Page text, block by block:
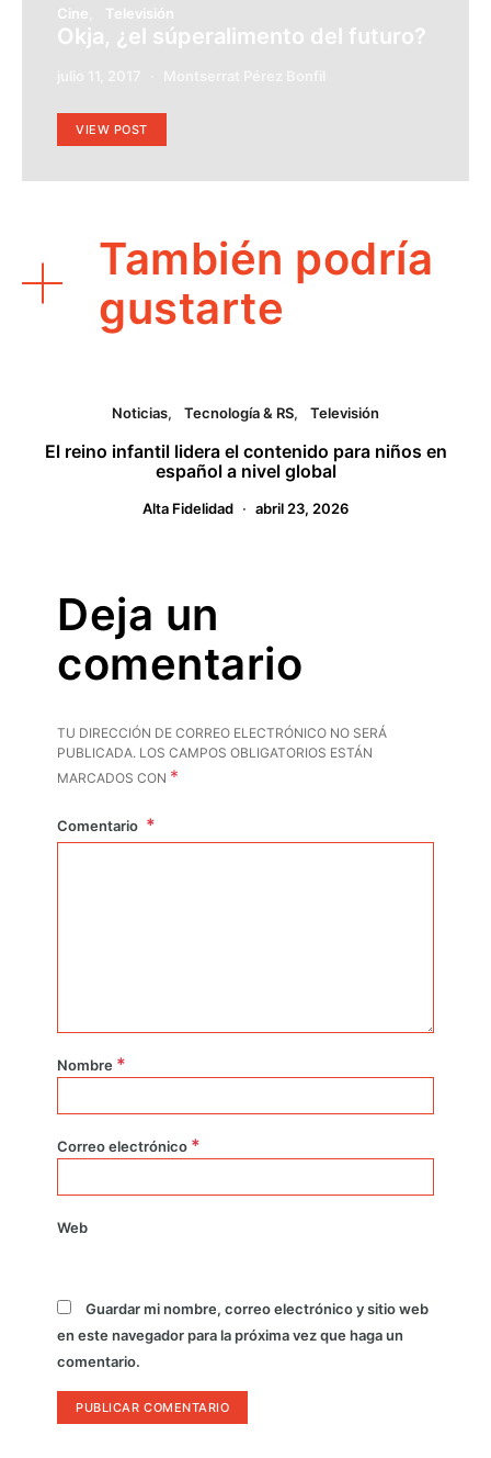
Cine Televisión
Okja, ¿el súperalimento del futuro?
VIEW POST
También podría
gustarte
Noticias Tecnología & RS Televisión
El reino infantil lidera el contenido para niños en
español a nivel global
Alta Fidelidad abril 23, 2026
Deja un
comentario
TU DIRECCIÓN DE CORREO ELECTRÓNICO NO SERÁ
PUBLICADA. LOS CAMPOS OBLIGATORIOS ESTÁN
MARCADOS CON *
Comentario
Nombre *
Correo electrónico *
Web
Guardar mi nombre, correo electrónico y sitio web
en este navegador para la próxima vez que haga un
comentario.